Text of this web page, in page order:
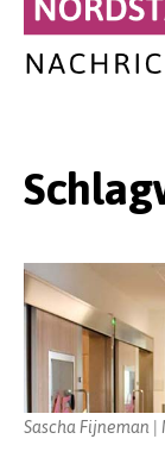
Sascha Fijneman